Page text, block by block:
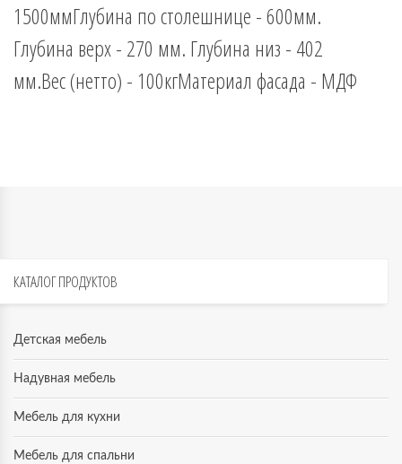
1500ммГлубина по столешнице - 600мм.
Глубина верх - 270 мм. Глубина низ - 402
мм.Вес (нетто) - 100кгМатериал фасада - МДФ
КАТАЛОГПРОДУКТОВ
Детская мебель
Надувная мебель
Мебель для кухни
Мебель для спальни